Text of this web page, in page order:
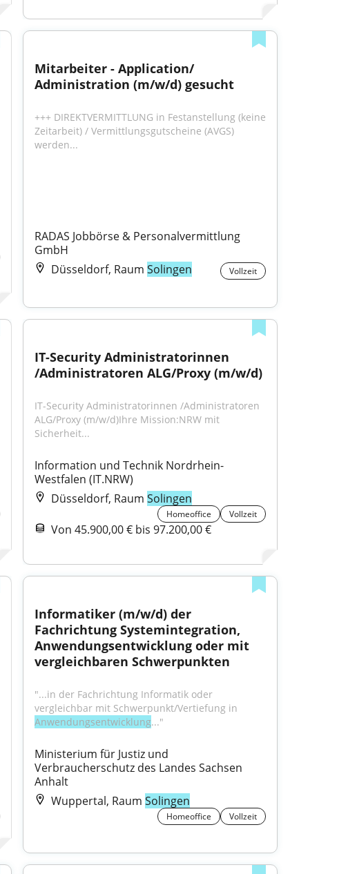
Mitarbeiter - Application/
Administration (m/w/d) gesucht
+++ DIREKTVERMITTLUNG in Festanstellung (keine
Zeitarbeit) / Vermittlungsgutscheine (AVGS)
werden...
RADAS Jobbörse & Personalvermittlung
GmbH
Düsseldorf, Raum Solingen Vollzeit
IT-Security Administratorinnen
/Administratoren ALG/Proxy (m/w/d)
IT-Security Administratorinnen /Administratoren
ALG/Proxy (m/w/d)Ihre Mission:NRW mit
Sicherheit...
Information und Technik Nordrhein-
Westfalen (IT.NRW)
Düsseldorf, Raum Solingen
Homeoffice Vollzeit
Von 45.900,00 € bis 97.200,00 €
Informatiker (m/w/d) der
Fachrichtung Systemintegration,
Anwendungsentwicklung oder mit
vergleichbaren Schwerpunkten
"...in der Fachrichtung Informatik oder
Anwendungsentwicklung..."
Ministerium für Justiz und
Verbraucherschutz des Landes Sachsen
Anhalt
Wuppertal, Raum Solingen
Homeoffice Vollzeit